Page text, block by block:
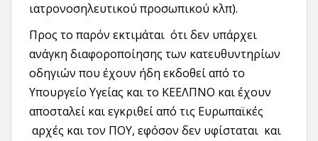
ιατρονοσηλευτικού προσωπικού κλπ).
Προς το παρόν εκτιμάται ότι δεν υπάρχει
ανάγκη διαφοροποίησης των κατευθυντηρίων
οδηγιών που έχουν ήδη εκδοθεί από το
Υπουργείο Υγείας και το ΚΕΕΛΠΝΟ και έχουν
αποσταλεί και εγκριθεί από τις Ευρωπαϊκές
αρχές και τον ΠΟΥ, εφόσον δεν υφίσταται και